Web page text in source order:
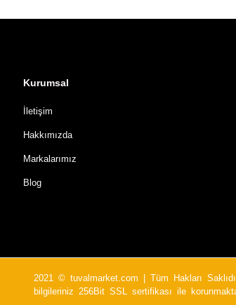
Kurumsal
İletişim
Hakkımızda
Markalarımız
Blog
2021 © tuvalmarket.com | Tüm Hakları
bilgileriniz 256Bit SSL sertifikası ile